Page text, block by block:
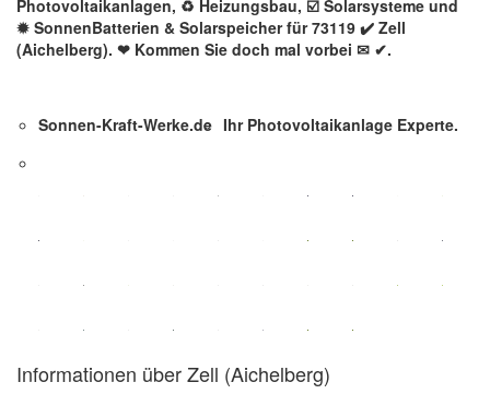
Photovoltaikanlagen, ♻ Heizungsbau, ☑️ Solarsysteme und
✹ SonnenBatterien & Solarspeicher für 73119 ✔️ Zell
(Aichelberg). ❤ Kommen Sie doch mal vorbei ✉ ✔.
Sonnen-Kraft-Werke.de Ihr Photovoltaikanlage Experte.
Informationen über Zell (Aichelberg)